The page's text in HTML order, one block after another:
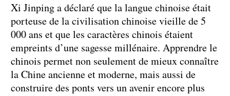
Xi Jinping a déclaré que la langue chinoise était
porteuse de la civilisation chinoise vieille de 5
000 ans et que les caractères chinois étaient
empreints d’une sagesse millénaire. Apprendre le
chinois permet non seulement de mieux connaître
la Chine ancienne et moderne, mais aussi de
construire des ponts vers un avenir encore plus